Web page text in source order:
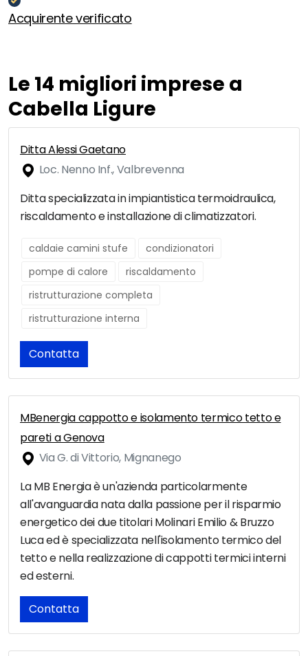
Acquirente verificato
Le 14 migliori imprese a
Cabella Ligure
Ditta Alessi Gaetano
Loc. Nenno Inf., Valbrevenna
Ditta specializzata in impiantistica termoidraulica,
riscaldamento e installazione di climatizzatori.
caldaie camini stufe
condizionatori
pompe di calore
riscaldamento
ristrutturazione completa
ristrutturazione interna
Contatta
MBenergia cappotto e isolamento termico tetto e
pareti a Genova
Via G. di Vittorio, Mignanego
La MB Energia è un'azienda particolarmente
all'avanguardia nata dalla passione per il risparmio
energetico dei due titolari Molinari Emilio & Bruzzo
Luca ed è specializzata nell'isolamento termico del
tetto e nella realizzazione di cappotti termici interni
ed esterni.
Contatta